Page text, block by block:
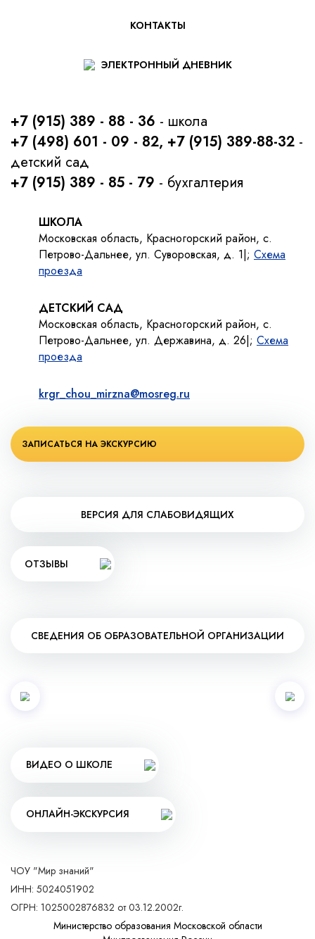
КОНТАКТЫ
ЭЛЕКТРОННЫЙ ДНЕВНИК
+7 (915) 389 - 88 - 36 - школа
+7 (498) 601 - 09 - 82, +7 (915) 389-88-32 -
детский сад
+7 (915) 389 - 85 - 79 - бухгалтерия
ШКОЛА
Московская область, Красногорский район, с.
Петрово-Дальнее, ул. Суворовская, д. 1|; Схема
проезда
ДЕТСКИЙ САД
Московская область, Красногорский район, с.
Петрово-Дальнее, ул. Державина, д. 26|; Схема
проезда
krgr_chou_mirzna@mosreg.ru
ЗАПИСАТЬСЯ НА ЭКСКУРСИЮ
ВЕРСИЯ ДЛЯ СЛАБОВИДЯЩИХ
ОТЗЫВЫ
СВЕДЕНИЯ ОБ ОБРАЗОВАТЕЛЬНОЙ ОРГАНИЗАЦИИ
ВИДЕО О ШКОЛЕ
ОНЛАЙН-ЭКСКУРСИЯ
ЧОУ "Мир знаний"
ИНН: 5024051902
ОГРН: 1025002876832 от 03.12.2002г.
Министерство образования Московской области